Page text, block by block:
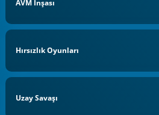
AVM İnşası
Hırsızlık Oyunları
Uzay Savaşı